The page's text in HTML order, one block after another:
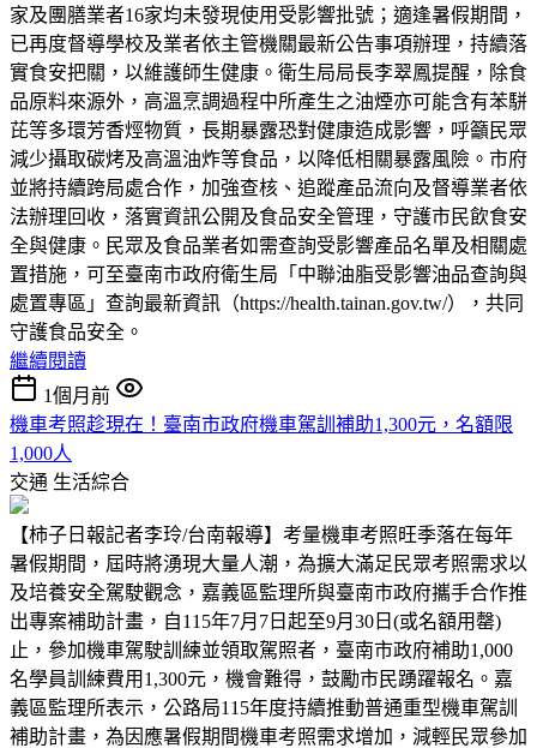
家及團膳業者16家均未發現使用受影響批號；適逢暑假期間，
已再度督導學校及業者依主管機關最新公告事項辦理，持續落
實食安把關，以維護師生健康。衛生局局長李翠鳳提醒，除食
品原料來源外，高溫烹調過程中所產生之油煙亦可能含有苯駢
芘等多環芳香烴物質，長期暴露恐對健康造成影響，呼籲民眾
減少攝取碳烤及高溫油炸等食品，以降低相關暴露風險。市府
並將持續跨局處合作，加強查核、追蹤產品流向及督導業者依
法辦理回收，落實資訊公開及食品安全管理，守護市民飲食安
全與健康。民眾及食品業者如需查詢受影響產品名單及相關處
置措施，可至臺南市政府衛生局「中聯油脂受影響油品查詢與
處置專區」查詢最新資訊（https://health.tainan.gov.tw/），共同
守護食品安全。
繼續閱讀
1個月前
機車考照趁現在！臺南市政府機車駕訓補助1,300元，名額限
1,000人
交通 生活綜合
【柿子日報記者李玲/台南報導】考量機車考照旺季落在每年
暑假期間，屆時將湧現大量人潮，為擴大滿足民眾考照需求以
及培養安全駕駛觀念，嘉義區監理所與臺南市政府攜手合作推
出專案補助計畫，自115年7月7日起至9月30日(或名額用罄)
止，參加機車駕駛訓練並領取駕照者，臺南市政府補助1,000
名學員訓練費用1,300元，機會難得，鼓勵市民踴躍報名。嘉
義區監理所表示，公路局115年度持續推動普通重型機車駕訓
補助計畫，為因應暑假期間機車考照需求增加，減輕民眾參加